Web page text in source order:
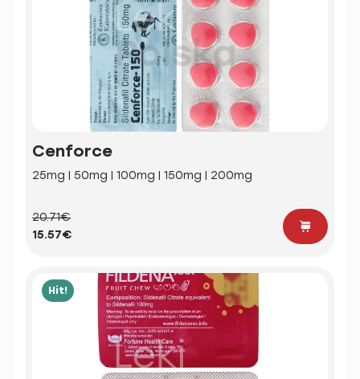
Cenforce
25mg | 50mg | 100mg | 150mg | 200mg
20.71€
15.57€
Hit!